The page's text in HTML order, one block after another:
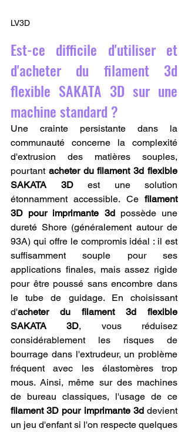
LV3D
Est-ce difficile d'utiliser et
d'acheter du filament 3d
flexible SAKATA 3D sur une
machine standard ?
Une crainte persistante dans la
communauté concerne la complexité
d'extrusion des matières souples,
pourtant acheter du filament 3d flexible
SAKATA 3D est une solution
étonnamment accessible. Ce filament
3D pour imprimante 3d possède une
dureté Shore (généralement autour de
93A) qui offre le compromis idéal : il est
suffisamment souple pour ses
applications finales, mais assez rigide
pour être poussé sans encombre dans
le tube de guidage. En choisissant
d'acheter du filament 3d flexible
SAKATA 3D, vous réduisez
considérablement les risques de
bourrage dans l'extrudeur, un problème
fréquent avec les élastomères trop
mous. Ainsi, même sur des machines
filament 3D pour imprimante 3d devient
un jeu d'enfant si l'on respecte quelques